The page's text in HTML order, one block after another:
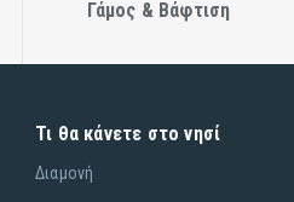
Γάμος & Βάφτιση
Τι θα κάνετε στο νησί
Διαμονή